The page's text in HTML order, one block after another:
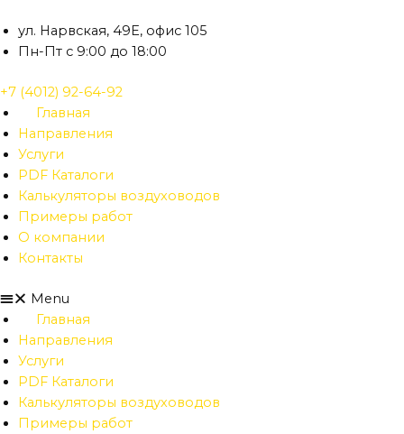
к
содержимому
ул. Нарвская, 49Е, офис 105
Пн-Пт с 9:00 до 18:00
+7 (4012) 92-64-92
Главная
Направления
Услуги
PDF Каталоги
Калькуляторы воздуховодов
Примеры работ
О компании
Контакты
Menu
Главная
Направления
Услуги
PDF Каталоги
Калькуляторы воздуховодов
Примеры работ